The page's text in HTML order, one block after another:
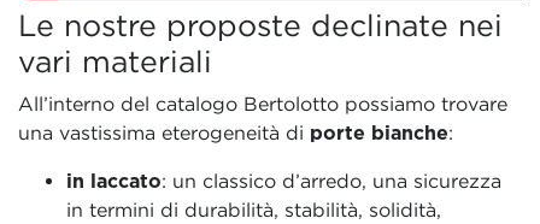
Le nostre proposte declinate nei
vari materiali
All’interno del catalogo Bertolotto possiamo trovare
una vastissima eterogeneità di porte bianche:
in laccato: un classico d’arredo, una sicurezza
in termini di durabilità, stabilità, solidità,